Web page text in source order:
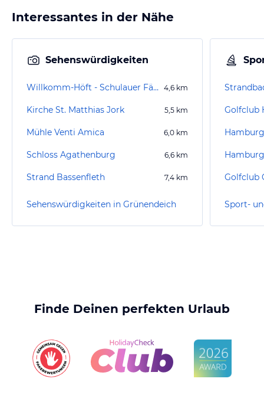
Interessantes in der Nähe
Sehenswürdigkeiten
Willkomm-Höft - Schulauer Fährhaus 4,6 km
Kirche St. Matthias Jork 5,5 km
Mühle Venti Amica 6,0 km
Schloss Agathenburg 6,6 km
Strand Bassenfleth 7,4 km
Sehenswürdigkeiten in Grünendeich
Golfclub
Golfclub
Finde Deinen perfekten Urlaub